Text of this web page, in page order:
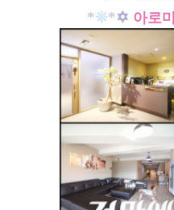
*❊*✡ 아로